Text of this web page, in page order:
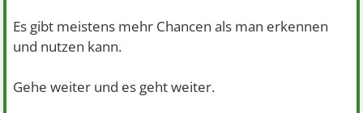
Es gibt meistens mehr Chancen als man erkennen
und nutzen kann.
Gehe weiter und es geht weiter.